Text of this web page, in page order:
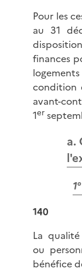
Pour les
au 31
finances
condition
avant-
1er
a.
140
La
ou
bénéfice